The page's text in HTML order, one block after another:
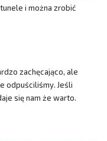
i można zrobić
zachęcająco, ale
odpuściliśmy. Jeśli
się nam że warto.